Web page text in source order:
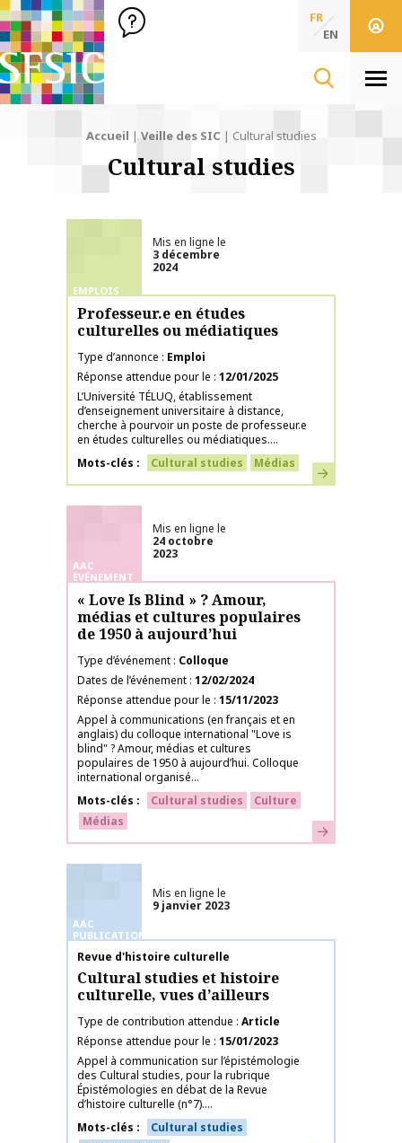
SFSIC Société Française des Sciences de l'Information & de
Société Française des Sciences
de l'Information
FR
EN
Accueil | Veille des SIC | Cultural studies
Cultural studies
EMPLOIS
Mis en ligne le
3 décembre
2024
Professeur.e en études
culturelles ou médiatiques
Type d’annonce
Emploi
Réponse attendue pour le 12/01/2025
L’Université TÉLUQ, établissement
d’enseignement universitaire à distance,
cherche à pourvoir un poste de professeur.e
en études culturelles ou médiatiques....
Mots-clés
Cultural studies Médias En savoir plus
AAC
ÉVÉNEMENT
Mis en ligne le
24 octobre
2023
« Love Is Blind » ? Amour,
médias et cultures populaires
de 1950 à aujourd’hui
Type d’événement Colloque
Dates de l’événement 12/02/2024
Réponse attendue pour le 15/11/2023
Appel à communications (en français et en
anglais) du colloque international "Love is
blind" ? Amour, médias et cultures
populaires de 1950 à aujourd’hui. Colloque
international organisé...
Mots-clés
Cultural studies
Culture
Médias
En savoir plus
AAC
PUBLICATIONS
Mis en ligne le
9 janvier 2023
Nom de la publication
Revue d'histoire culturelle
Cultural studies et histoire
culturelle, vues d’ailleurs
Type de contribution attendue Article
Réponse attendue pour le 15/01/2023
Appel à communication sur l’épistémologie
des Cultural studies, pour la rubrique
Épistémologies en débat de la Revue
d’histoire culturelle (n°7)....
Mots-clés
Cultural studies